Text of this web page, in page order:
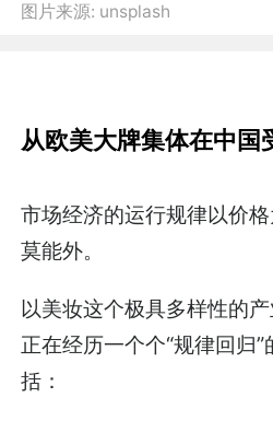
图片来源: unsplash
从欧美大牌集体在中国
市场经济的运行规律以价
莫能外。
以美妆这个极具多样性的
正在经历一个个“规律回归
括：